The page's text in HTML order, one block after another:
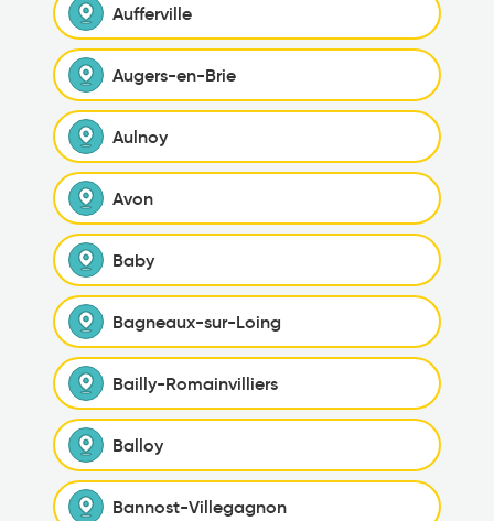
Aufferville
Augers-en-Brie
Aulnoy
Avon
Baby
Bagneaux-sur-Loing
Bailly-Romainvilliers
Balloy
Bannost-Villegagnon